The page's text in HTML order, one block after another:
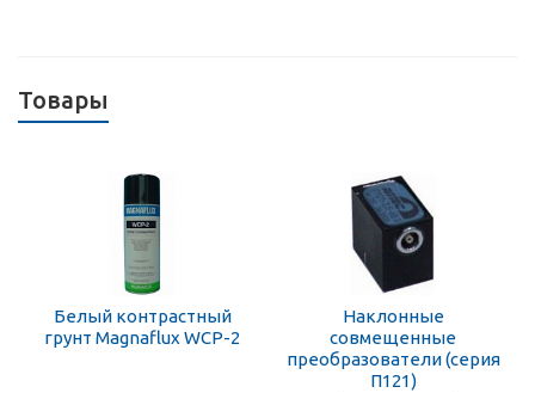
Товары
Белый контрастный
грунт Magnaflux WCP-2
Наклонные
совмещенные
преобразователи (серия
П121)